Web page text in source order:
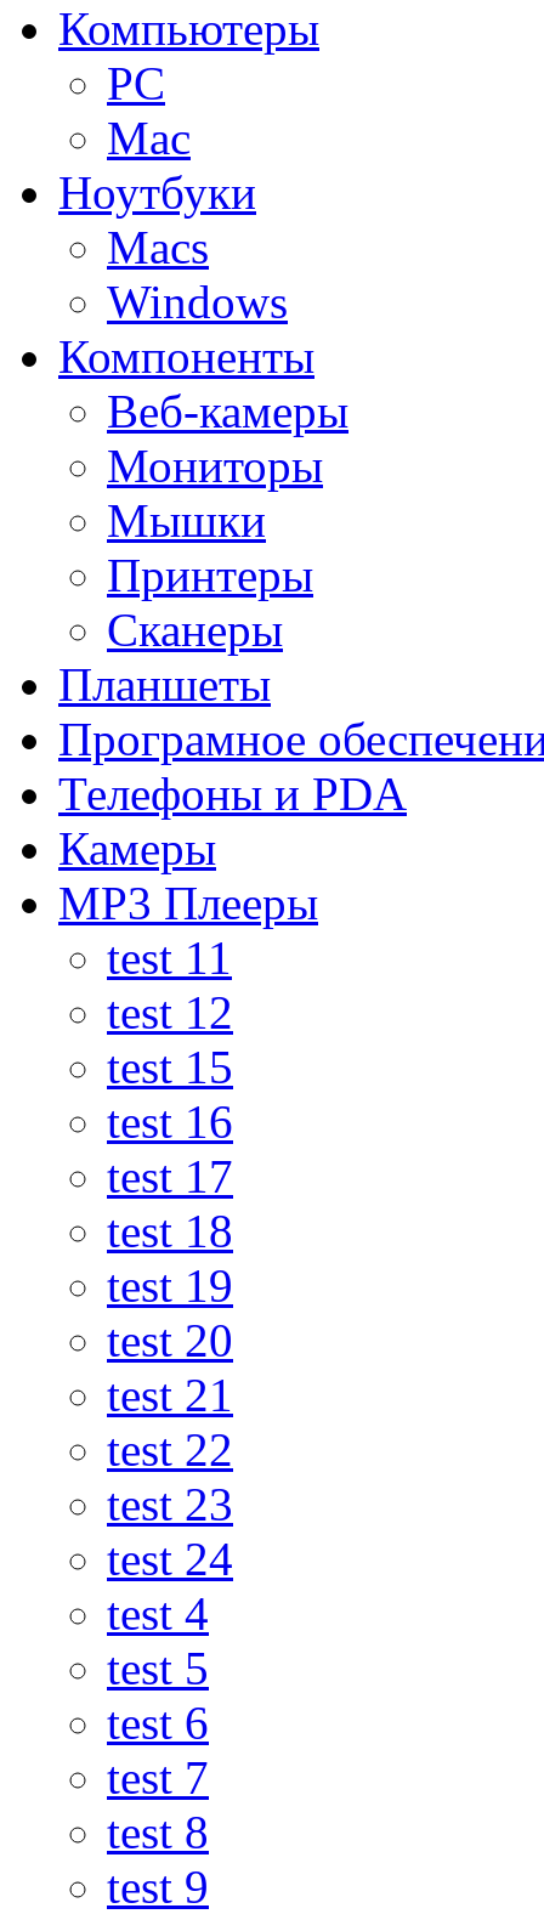
Компьютеры
PC
Mac
Ноутбуки
Macs
Windows
Компоненты
Веб-камеры
Мониторы
Мышки
Принтеры
Сканеры
Планшеты
Програмное
Телефоны и PDA
Камеры
MP3 Плееры
test 11
test 12
test 15
test 16
test 17
test 18
test 19
test 20
test 21
test 22
test 23
test 24
test 4
test 5
test 6
test 7
test 8
test 9